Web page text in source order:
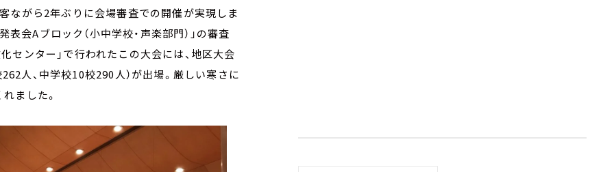
ながら2年ぶりに会場審査での開催が実現しま
表会Aブロック（小中学校・声楽部門）」の審査
センター」で行われたこの大会には、地区大会
人、中学校10校290人）が出場。厳しい寒さに
ました。